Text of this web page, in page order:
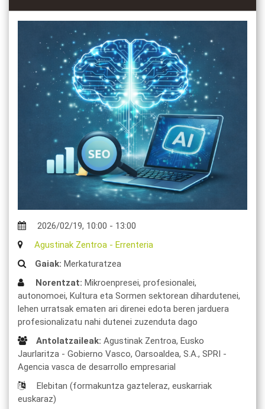
2026/02/19, 10:00 - 13:00
Agustinak Zentroa - Errenteria
Gaiak: Merkaturatzea
Norentzat: Mikroenpresei, profesionalei,
autonomoei, Kultura eta Sormen sektorean dihardutenei,
lehen urratsak ematen ari direnei edota beren jarduera
profesionalizatu nahi dutenei zuzenduta dago
Antolatzaileak: Agustinak Zentroa, Eusko
Jaurlaritza - Gobierno Vasco, Oarsoaldea, S.A., SPRI -
Agencia vasca de desarrollo empresarial
Elebitan (formakuntza gazteleraz, euskarriak
euskaraz)